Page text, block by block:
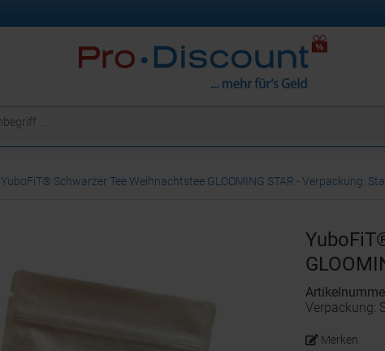
YuboFiT® Schwarzer Tee Weihnachtstee GLOOMING STAR - Verpackung:
Verpackung:
Merken